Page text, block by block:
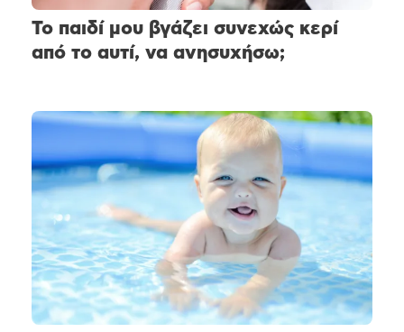
Το παιδί μου βγάζει συνεχώς κερί
από το αυτί, να ανησυχήσω;